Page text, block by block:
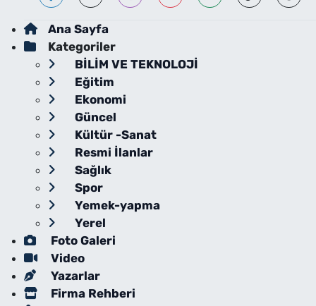
Ana Sayfa
Kategoriler
BİLİM VE TEKNOLOJİ
Eğitim
Ekonomi
Güncel
Kültür -Sanat
Resmi İlanlar
Sağlık
Spor
Yemek-yapma
Yerel
Foto Galeri
Video
Yazarlar
Firma Rehberi